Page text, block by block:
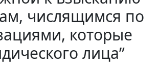
числящимся по
которые
лица”